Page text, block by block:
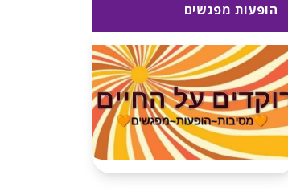
הופעות מפגשים